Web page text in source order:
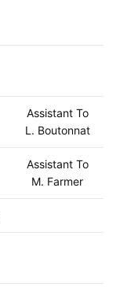
Assistant To
L. Boutonnat
Assistant To
M. Farmer